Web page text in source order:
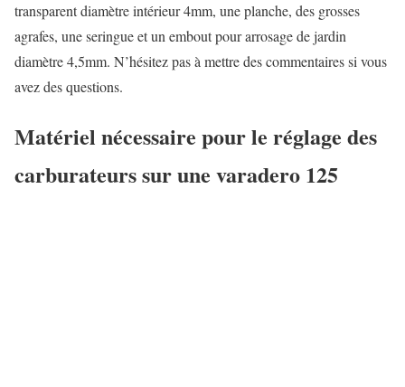
transparent diamètre intérieur 4mm, une planche, des grosses
agrafes, une seringue et un embout pour arrosage de jardin
diamètre 4,5mm. N’hésitez pas à mettre des commentaires si vous
avez des questions.
Matériel nécessaire pour le réglage des
carburateurs sur une varadero 125